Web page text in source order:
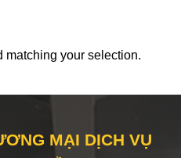
matching your selection.
MẠI DỊCH VỤ